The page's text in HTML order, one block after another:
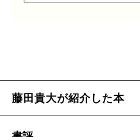
藤田貴大が紹介した本